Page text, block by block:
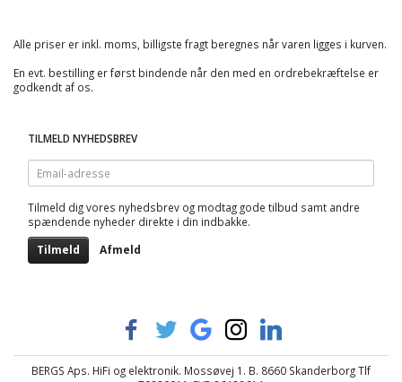
Alle priser er inkl. moms, billigste fragt beregnes når varen ligges i kurven.
En evt. bestilling er først bindende når den med en ordrebekræftelse er
godkendt af os.
TILMELD NYHEDSBREV
Email-
adresse
Tilmeld dig vores nyhedsbrev og modtag gode tilbud samt andre
spændende nyheder direkte i din indbakke.
Tilmeld Afmeld
BERGS Aps. HiFi og elektronik. Mossøvej 1. B. 8660 Skanderborg Tlf